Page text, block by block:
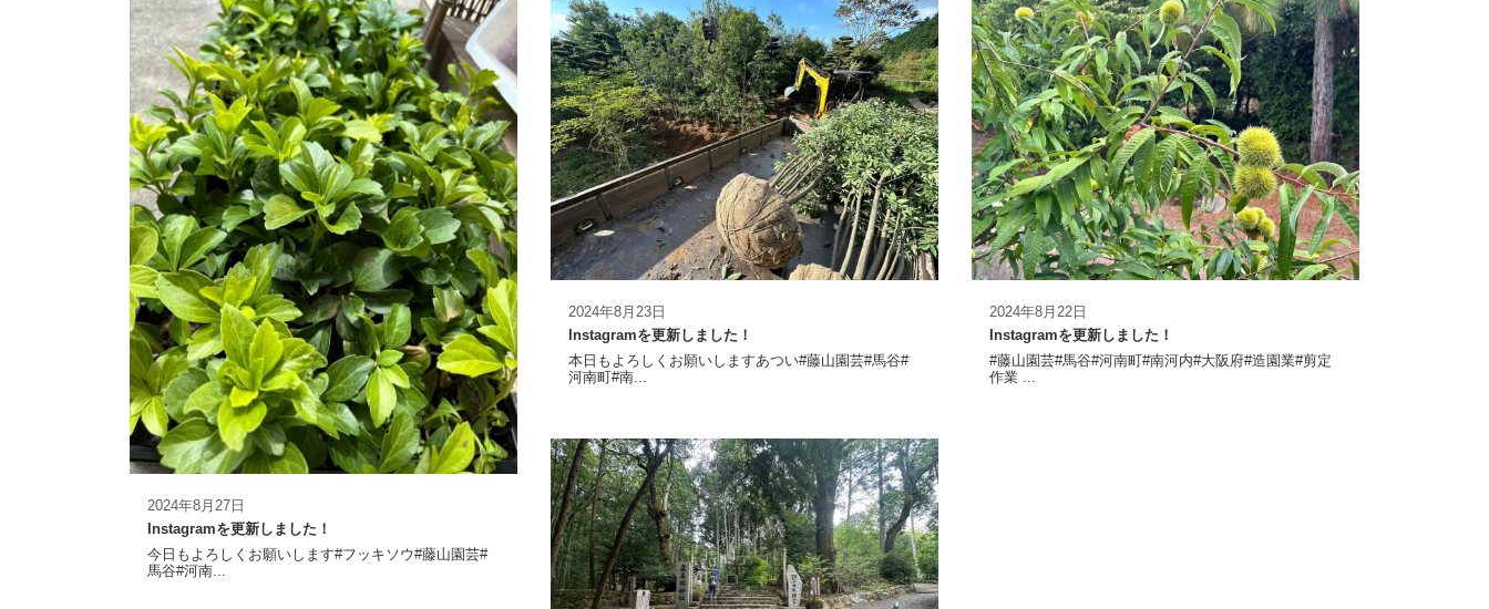
2024年8月27日
Instagramを更新しました！
今日もよろしくお願いします#フッキソウ#藤山園芸#
馬谷#河南...
2024年8月23日
Instagramを更新しました！
本日もよろしくお願いしますあつい#藤山園芸#馬谷#
河南町#南...
2024年8月22日
Instagramを更新しました！
#藤山園芸#馬谷#河南町#南河内#大阪府#造園業#剪定
作業 ...